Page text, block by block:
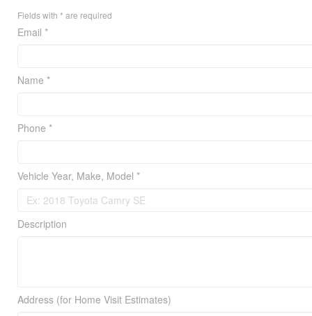
Fields with * are required
Email *
Name *
Phone *
Vehicle Year, Make, Model *
Description
Address (for Home Visit Estimates)